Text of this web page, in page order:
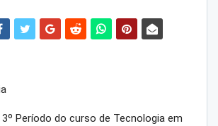
Período do curso de Tecnologia em